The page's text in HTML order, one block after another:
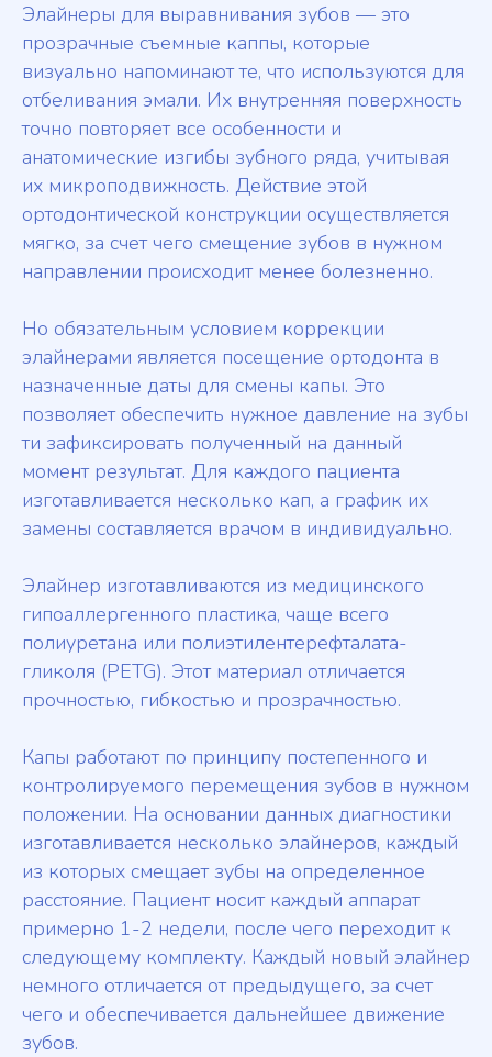
Элайнеры для выравнивания зубов — это
прозрачные съемные каппы, которые
визуально напоминают те, что используются для
отбеливания эмали. Их внутренняя поверхность
точно повторяет все особенности и
анатомические изгибы зубного ряда, учитывая
их микроподвижность. Действие этой
ортодонтической конструкции осуществляется
мягко, за счет чего смещение зубов в нужном
направлении происходит менее болезненно.
Но обязательным условием коррекции
элайнерами является посещение ортодонта в
назначенные даты для смены капы. Это
позволяет обеспечить нужное давление на зубы
ти зафиксировать полученный на данный
момент результат. Для каждого пациента
изготавливается несколько кап, а график их
замены составляется врачом в индивидуально.
Элайнер изготавливаются из медицинского
гипоаллергенного пластика, чаще всего
полиуретана или полиэтилентерефталата-
гликоля (PETG). Этот материал отличается
прочностью, гибкостью и прозрачностью.
Капы работают по принципу постепенного и
контролируемого перемещения зубов в нужном
положении. На основании данных диагностики
изготавливается несколько элайнеров, каждый
из которых смещает зубы на определенное
расстояние. Пациент носит каждый аппарат
примерно 1-2 недели, после чего переходит к
следующему комплекту. Каждый новый элайнер
немного отличается от предыдущего, за счет
чего и обеспечивается дальнейшее движение
зубов.